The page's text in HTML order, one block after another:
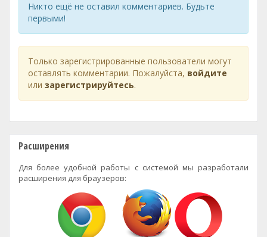
Никто ещё не оставил комментариев. Будьте
первыми!
Только зарегистрированные пользователи могут
оставлять комментарии. Пожалуйста, войдите
или зарегистрируйтесь.
Расширения
Для более удобной работы с системой мы разработали
расширения для браузеров: